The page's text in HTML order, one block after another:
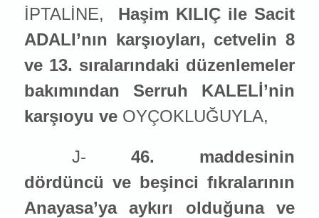
İPTALİNE,
Haşim KILIÇ ile Sacit
ADALI’nın karşıoyları, cetvelin 8
ve 13. sıralarındaki düzenlemeler
bakımından Serruh KALELİ’nin
karşıoyu ve OYÇOKLUĞUYLA,
J- 46. maddesinin
dördüncü ve beşinci fıkralarının
Anayasa’ya aykırı olduğuna ve